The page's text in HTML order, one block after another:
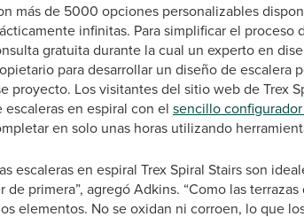
más de 5000 opciones personalizables
infinitas. Para simplificar el
gratuita durante la cual un experto en
para desarrollar un diseño de escalera
proyecto. Los visitantes del sitio web de Trex
escaleras en espiral con el sencillo
en solo unas horas utilizando
escaleras en espiral Trex Spiral Stairs son
de primera”, agregó Adkins. “Como las
elementos. No se oxidan ni corroen, lo que